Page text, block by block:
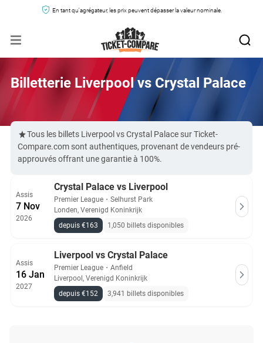
En tant qu'agrégateur, les prix peuvent dépasser la valeur nominale.
Billetterie Liverpool vs Crystal Palace
Tous les billets Liverpool vs Crystal Palace sur Ticket-
Compare.com sont authentiques, provenant de vendeurs pré-
approuvés offrant une garantie à 100%.
Assis
7 Nov
2026
Crystal Palace vs Liverpool
Premier League ・ Selhurst Park
Londen, Verenigd Koninkrijk
depuis €163
1,050 billets disponibles
Assis
16 Jan
2027
Liverpool vs Crystal Palace
Premier League ・ Anfield
Liverpool, Verenigd Koninkrijk
depuis €152
3,941 billets disponibles